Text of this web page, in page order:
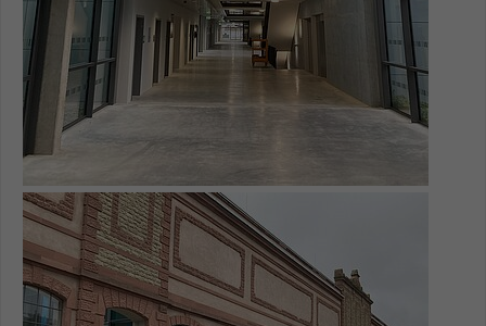
Show larger version for: